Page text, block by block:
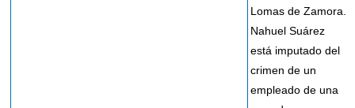
Lomas de Zamora.
Nahuel Suárez
está imputado del
crimen de un
empleado de una